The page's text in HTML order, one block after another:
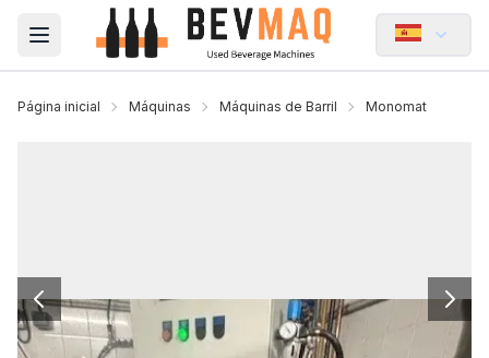
Open main menu
Página inicial Máquinas Máquinas de Barril Monomat